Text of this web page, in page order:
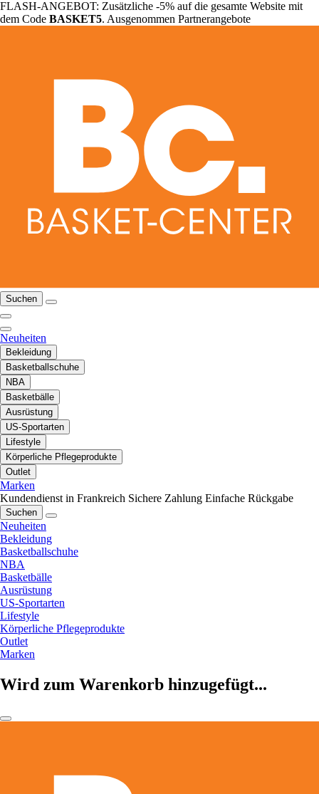
FLASH-ANGEBOT: Zusätzliche -5% auf die gesamte Website mit
dem Code BASKET5. Ausgenommen Partnerangebote
Suchen
Neuheiten
Bekleidung
Basketballschuhe
NBA
Basketbälle
Ausrüstung
US-Sportarten
Lifestyle
Körperliche Pflegeprodukte
Outlet
Marken
Kundendienst in Frankreich Sichere Zahlung Einfache Rückgabe
Suchen
Neuheiten
Bekleidung
Basketballschuhe
NBA
Basketbälle
Ausrüstung
US-Sportarten
Lifestyle
Körperliche Pflegeprodukte
Outlet
Marken
Wird zum Warenkorb hinzugefügt...